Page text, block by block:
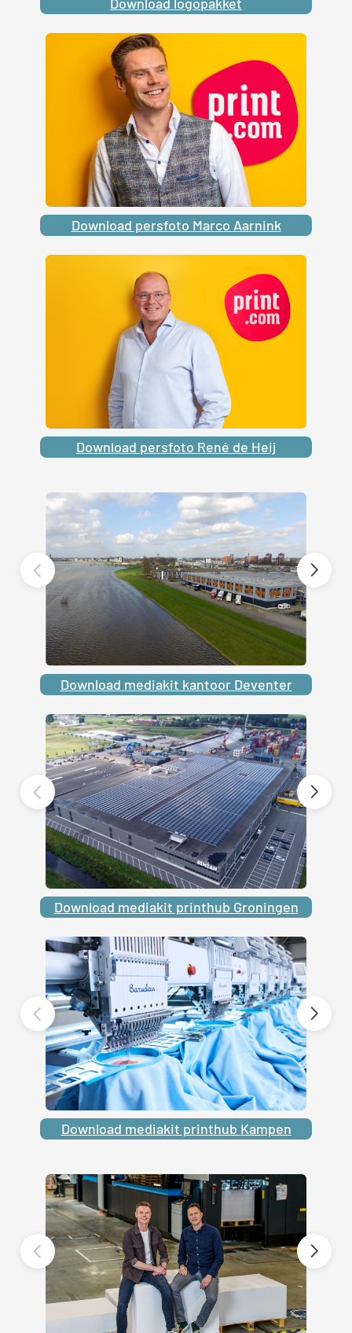
Download persfoto Marco Aarnink
Download persfoto René de Heij
Download mediakit kantoor Deventer
Download mediakit printhub Groningen
Download mediakit printhub Kampen